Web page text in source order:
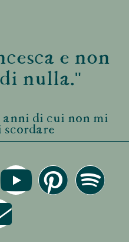
e non
nulla."
anni di cui non mi